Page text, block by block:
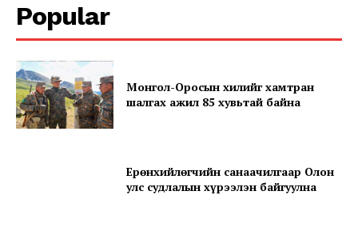
Popular
Монгол-Оросын хилийг хамтран
шалгах ажил 85 хувьтай байна
Ерөнхийлөгчийн санаачилгаар Олон
улс судлалын хүрээлэн байгуулна